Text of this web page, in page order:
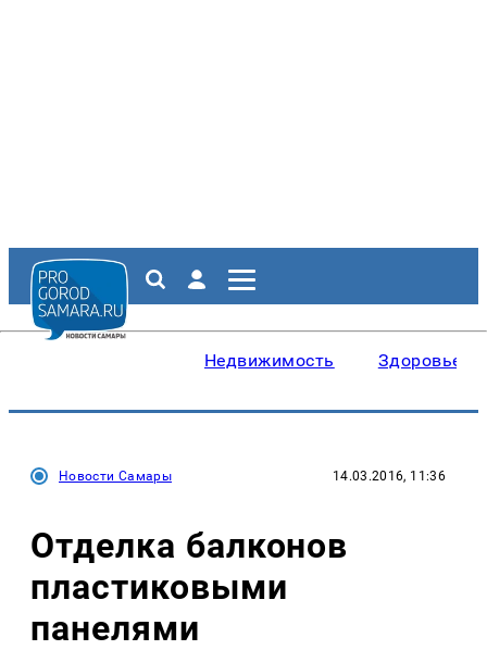
Недвижимость Здоровье
Новости Самары 14.03.2016, 11:36
Отделка балконов
пластиковыми
панелями